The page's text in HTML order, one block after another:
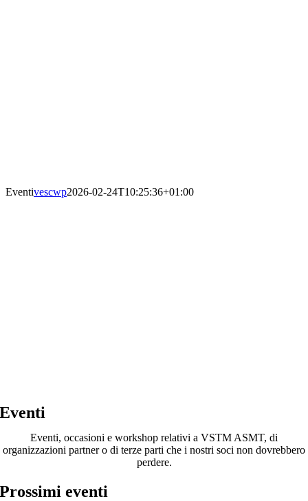
Eventivescwp2026-02-24T10:25:36+01:00
Eventi
Eventi, occasioni e workshop relativi a VSTM ASMT, di
organizzazioni partner o di terze parti che i nostri soci non dovrebbero
perdere.
Prossimi eventi